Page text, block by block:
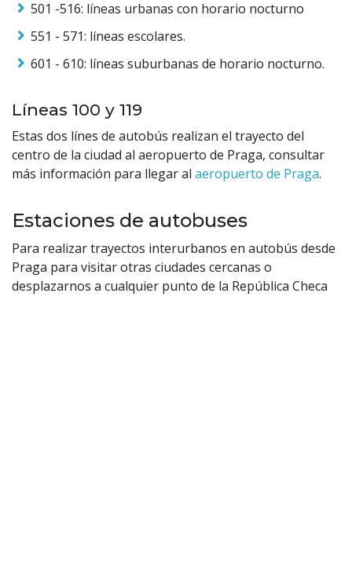
501 -516: líneas urbanas con horario nocturno
551 - 571: líneas escolares.
601 - 610: líneas suburbanas de horario nocturno.
Líneas 100 y 119
Estas dos línes de autobús realizan el trayecto del
centro de la ciudad al aeropuerto de Praga, consultar
más información para llegar al aeropuerto de Praga.
Estaciones de autobuses
Para realizar trayectos interurbanos en autobús desde
Praga para visitar otras ciudades cercanas o
desplazarnos a cualquier punto de la República Checa